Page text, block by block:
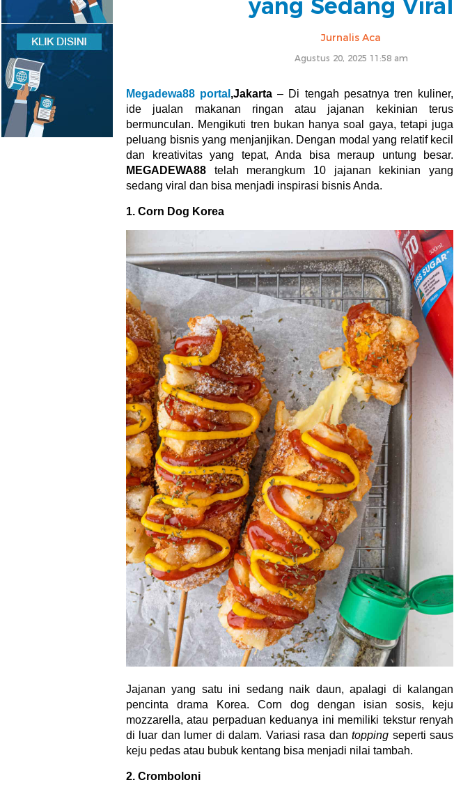
yang Sedang Viral
Jurnalis Aca
Agustus 20, 2025 11:58 am
Megadewa88 portal ,Jakarta – Di tengah pesatnya tren kuliner,
ide jualan makanan ringan atau jajanan kekinian terus
bermunculan. Mengikuti tren bukan hanya soal gaya, tetapi juga
peluang bisnis yang menjanjikan. Dengan modal yang relatif kecil
dan kreativitas yang tepat, Anda bisa meraup untung besar.
MEGADEWA88 telah merangkum 10 jajanan kekinian yang
sedang viral dan bisa menjadi inspirasi bisnis Anda.
1. Corn Dog Korea
Jajanan yang satu ini sedang naik daun, apalagi di kalangan
pencinta drama Korea. Corn dog dengan isian sosis, keju
mozzarella, atau perpaduan keduanya ini memiliki tekstur renyah
di luar dan lumer di dalam. Variasi rasa dantopping seperti saus
keju pedas atau bubuk kentang bisa menjadi nilai tambah.
2. Cromboloni